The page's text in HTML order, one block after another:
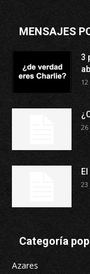
MENSAJES
3
26
23
Categoría
Azares